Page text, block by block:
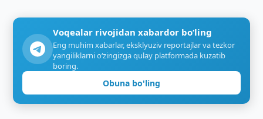
Voqealar rivojidan xabardor bo‘ling
Eng muhim xabarlar, eksklyuziv reportajlar va tezkor
yangiliklarni o‘zingizga qulay platformada kuzatib
boring.
Obuna bo'ling